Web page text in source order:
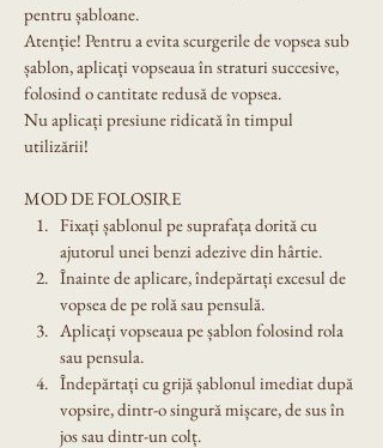
pentru șabloane.
Atenție! Pentru a evita scurgerile de vopsea sub
șablon, aplicați vopseaua în straturi succesive,
folosind o cantitate redusă de vopsea.
Nu aplicați presiune ridicată în timpul
utilizării!
MOD DE FOLOSIRE
Fixați șablonul pe suprafața dorită cu
ajutorul unei benzi adezive din hârtie.
Înainte de aplicare, îndepărtați excesul de
vopsea de pe rolă sau pensulă.
Aplicați vopseaua pe șablon folosind rola
sau pensula.
Îndepărtați cu grijă șablonul imediat după
vopsire, dintr-o singură mișcare, de sus în
jos sau dintr-un colț.